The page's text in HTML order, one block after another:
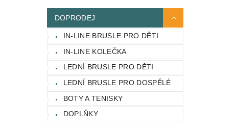
DOPRODEJ
IN-LINE BRUSLE PRO DĚTI
IN-LINE KOLEČKA
LEDNÍ BRUSLE PRO DĚTI
LEDNÍ BRUSLE PRO DOSPĚLÉ
BOTY A TENISKY
DOPLŇKY